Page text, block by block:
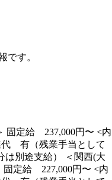
です。
固定給 237,000円〜 <内
有（残業手当として
は別途支給） ＜関西(大
固定給 227,000円〜 <内